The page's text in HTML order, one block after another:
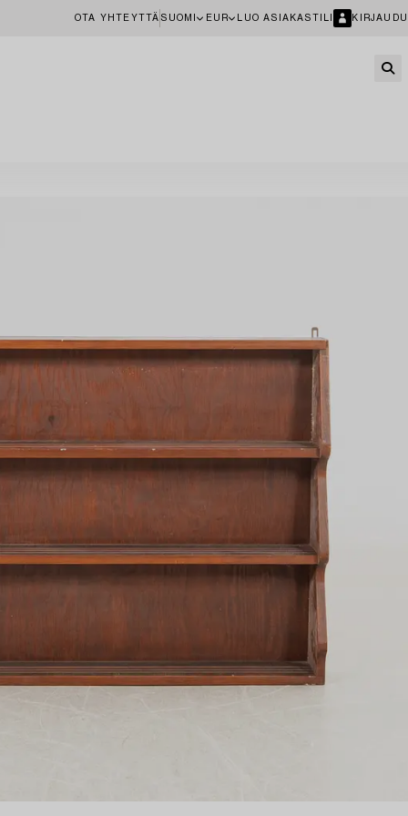
OTA YHTEYTTÄ SUOMI EUR LUO ASIAKASTILI KIRJAUDU